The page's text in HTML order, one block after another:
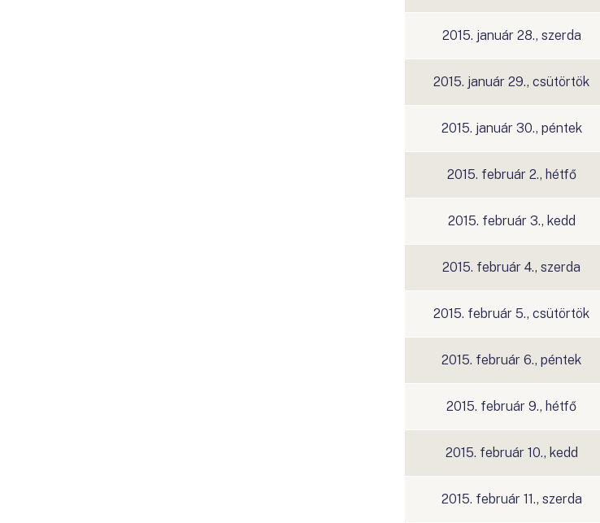
2015. január 28., szerda
2015. január 29., csütörtök
2015. január 30., péntek
2015. február 2., hétfő
2015. február 3., kedd
2015. február 4., szerda
2015. február 5., csütörtök
2015. február 6., péntek
2015. február 9., hétfő
2015. február 10., kedd
2015. február 11., szerda